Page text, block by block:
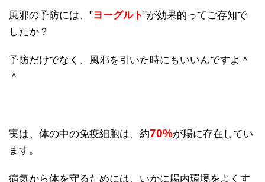
風邪の予防には、"ヨーグルト"が効果的ってご存知で
したか？
予防だけでなく、風邪を引いた時にもいいんですよ＾
＾
実は、体の中の免疫細胞は、約70%が腸に存在してい
ます。
病気から体を守るためには、いかに腸内環境をよくす